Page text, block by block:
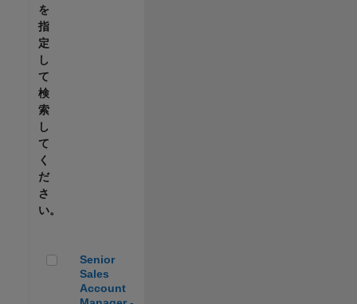
を
指
定
し
て
検
索
し
て
く
だ
さ
い。
Senior Sales Account Manager - Automotive
Senior
Sales
Account